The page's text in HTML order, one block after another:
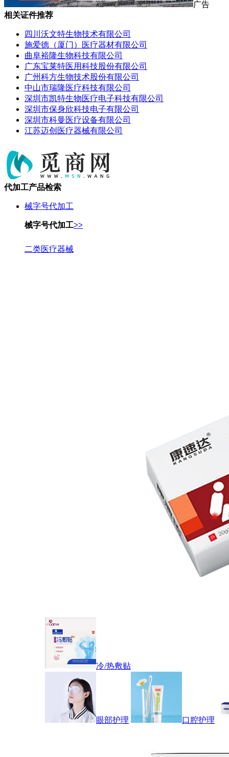
广告
相关证件推荐
四川沃文特生物技术有限公司
施爱德（厦门）医疗器材有限公司
曲阜裕隆生物科技有限公司
广东宝莱特医用科技股份有限公司
广州科方生物技术股份有限公司
中山市瑞隆医疗科技有限公司
深圳市凯特生物医疗电子科技有限公司
深圳市保身欣科技电子有限公司
深圳市科曼医疗设备有限公司
江苏迈创医疗器械有限公司
代加工产品检索
械字号代加工
械字号代加工>>
二类医疗器械
冷/热敷贴
眼部护理 口腔护理